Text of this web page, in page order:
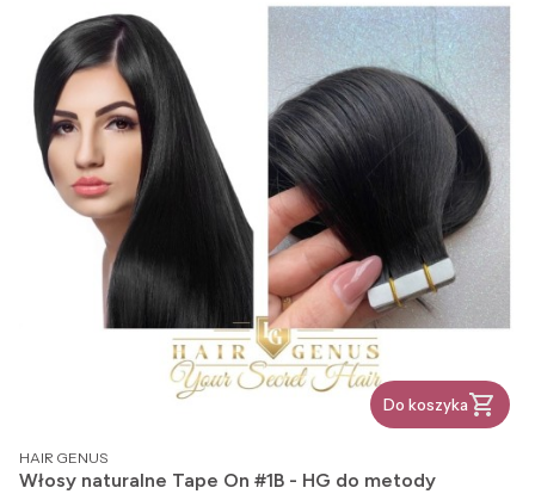
Do koszyka
PRODUCENT
HAIR GENUS
Włosy naturalne Tape On #1B - HG do metody